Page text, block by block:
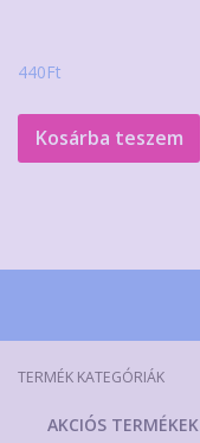
440Ft
Kosárba teszem
TERMÉK KATEGÓRIÁK
AKCIÓS TERMÉKEK